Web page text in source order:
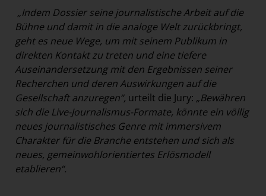
„Indem Dossier seine journalistische Arbeit auf die
Bühne und damit in die analoge Welt zurückbringt,
geht es neue Wege, um mit seinem Publikum in
direkten Kontakt zu treten und eine tiefere
Auseinandersetzung mit den Ergebnissen seiner
Recherchen und deren Auswirkungen auf die
Gesellschaft anzuregen“, urteilt die Jury: „Bewähren
sich die Live-Journalismus-Formate, könnte ein völlig
neues journalistisches Genre mit immersivem
Charakter für die Branche entstehen und sich als
neues, gemeinwohlorientiertes Erlösmodell
etablieren“.